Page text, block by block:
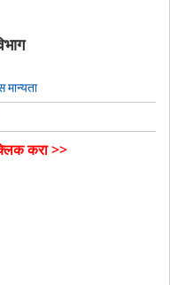
मान्यता
करा >>